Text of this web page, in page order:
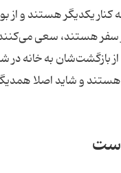
یکدیگر هستند و از
هستند، سعی می‌کنند
بازگشت‌شان به خانه در
و شاید اصلا